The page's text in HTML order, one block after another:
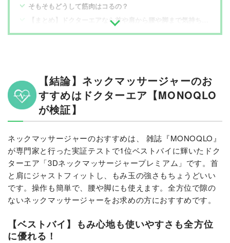
そもそもどうして筋肉はコるの？
【まとめ】ドクターエアなら首や肩から腰や脚まで気持ちいい！
【結論】ネックマッサージャーのお
すすめはドクターエア【MONOQLO
が検証】
ネックマッサージャーのおすすめは、 雑誌『MONOQLO』
が専門家と行った実証テストで1位ベストバイに輝いたドク
ターエア「3Dネックマッサージャープレミアム」です。首
と肩にジャストフィットし、もみ玉の強さもちょうどいい
です。操作も簡単で、腰や脚にも使えます。全方位で隙の
ないネックマッサージャーをお求めの方におすすめです。
【ベストバイ】もみ心地も使いやすさも全方位
に優れる！